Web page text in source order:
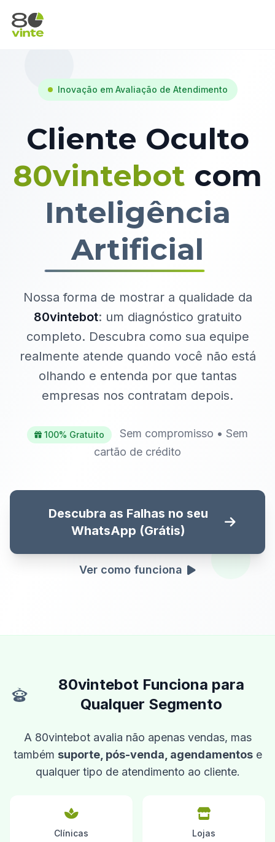
Inovação em Avaliação de Atendimento
Cliente Oculto
80vintebot com
Inteligência
Artificial
Nossa forma de mostrar a qualidade da
80vintebot: um diagnóstico gratuito
completo. Descubra como sua equipe
realmente atende quando você não está
olhando e entenda por que tantas
empresas nos contratam depois.
100% Gratuito
Sem compromisso • Sem
cartão de crédito
Descubra as Falhas no seu
WhatsApp (Grátis)
Ver como funciona
80vintebot Funciona para
Qualquer Segmento
A 80vintebot avalia não apenas vendas, mas
também suporte, pós-venda, agendamentose
qualquer tipo de atendimento ao cliente.
Clínicas Lojas